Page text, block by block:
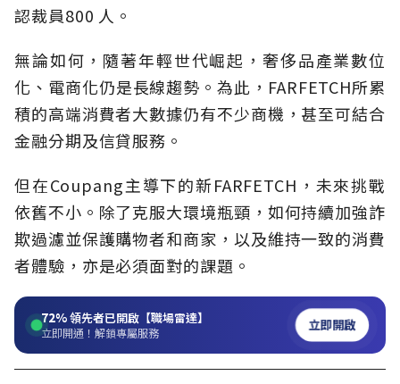
認裁員800 人。
無論如何，隨著年輕世代崛起，奢侈品產業數位
化、電商化仍是長線趨勢。為此，FARFETCH所累
積的高端消費者大數據仍有不少商機，甚至可結合
金融分期及信貸服務。
但在Coupang主導下的新FARFETCH，未來挑戰
依舊不小。除了克服大環境瓶頸，如何持續加強詐
欺過濾並保護購物者和商家，以及維持一致的消費
者體驗，亦是必須面對的課題。
72%領先者已開啟【職場雷達】
立即開通！解鎖專屬服務 立即開啟